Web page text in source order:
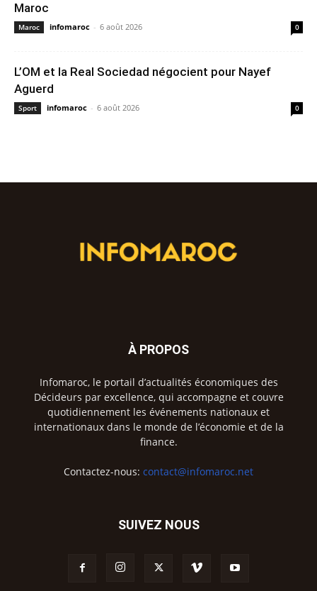
Maroc
Maroc infomaroc - 6 août 2026 0
L’OM et la Real Sociedad négocient pour Nayef
Aguerd
Sport infomaroc - 6 août 2026 0
À PROPOS
Infomaroc, le portail d’actualités économiques des
Décideurs par excellence, qui accompagne et couvre
quotidiennement les événements nationaux et
internationaux dans le monde de l’économie et de la
finance.
Contactez-nous: contact@infomaroc.net
SUIVEZ NOUS